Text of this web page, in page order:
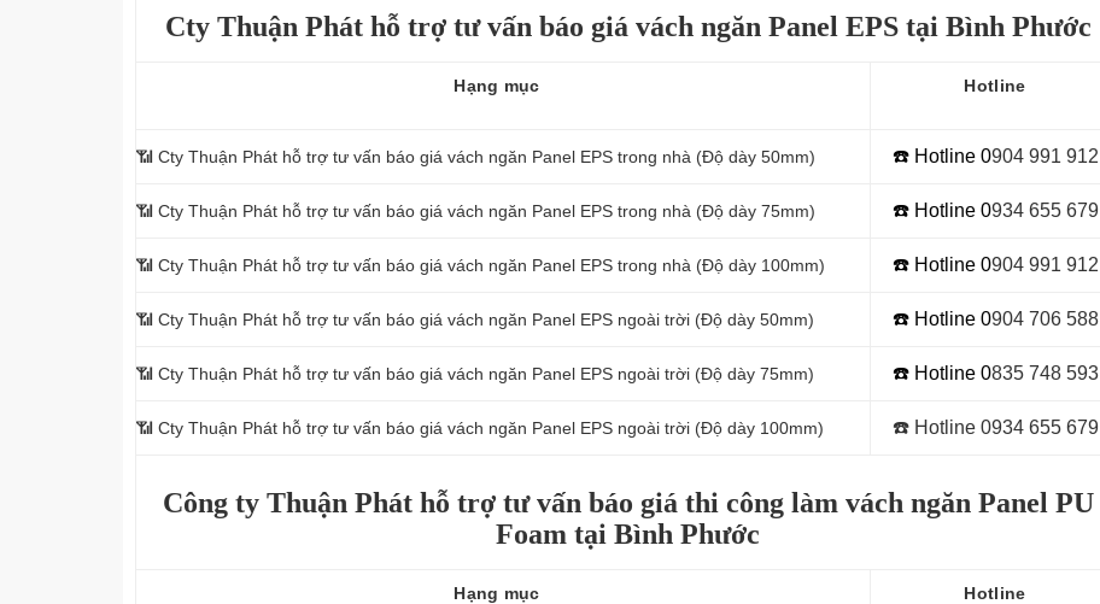
Cty Thuận Phát hỗ trợ tư vấn báo giá vách ngăn Panel EPS tại Bình Phước
Hạng mục Hotline
📶 Cty Thuận Phát hỗ trợ tư vấn báo giá vách ngăn Panel EPS trong nhà (Độ dày 50mm) ☎️ Hotline 0904 991 912
📶 Cty Thuận Phát hỗ trợ tư vấn báo giá vách ngăn Panel EPS trong nhà (Độ dày 75mm) ☎️ Hotline 0934 655 679
📶 Cty Thuận Phát hỗ trợ tư vấn báo giá vách ngăn Panel EPS trong nhà (Độ dày 100mm) ☎️ Hotline 0904 991 912
📶 Cty Thuận Phát hỗ trợ tư vấn báo giá vách ngăn Panel EPS ngoài trời (Độ dày 50mm) ☎️ Hotline 0904 706 588
📶 Cty Thuận Phát hỗ trợ tư vấn báo giá vách ngăn Panel EPS ngoài trời (Độ dày 75mm) ☎️ Hotline 0835 748 593
📶 Cty Thuận Phát hỗ trợ tư vấn báo giá vách ngăn Panel EPS ngoài trời (Độ dày 100mm) ☎️ Hotline 0934 655 679
Công ty Thuận Phát hỗ trợ tư vấn báo giá thi công làm vách ngăn Panel PU
Foam tại Bình Phước
Hạng mục Hotline